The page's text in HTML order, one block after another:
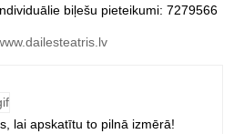
biļešu pieteikumi: 7279566
lai apskatītu to pilnā izmērā!